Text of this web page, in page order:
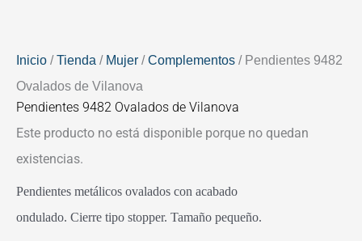
Inicio /Tienda / Mujer /Complementos / Pendientes 9482
Ovalados de Vilanova
Pendientes 9482 Ovalados de Vilanova
Este producto no está disponible porque no quedan
existencias.
Pendientes metálicos ovalados con acabado
ondulado. Cierre tipo stopper. Tamaño pequeño.